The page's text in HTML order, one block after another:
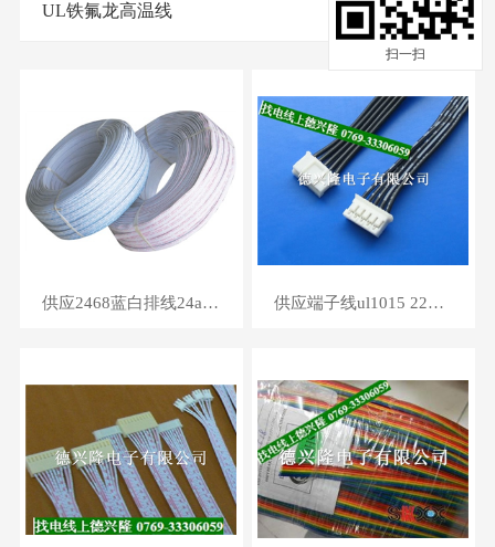
扫一扫
UL铁氟龙高温线
供应2468蓝白排线24awg镀锡铜丝端子线灯条连接线 供应端子线ul1015 22号线,电池端子线厂家